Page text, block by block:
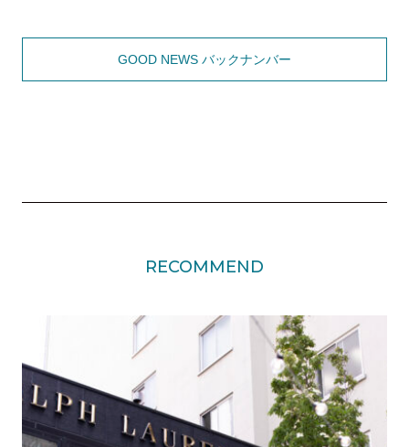
GOOD NEWS バックナンバー
RECOMMEND